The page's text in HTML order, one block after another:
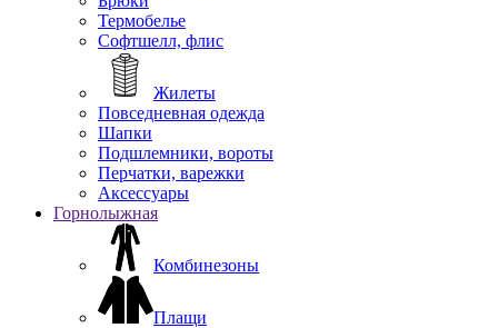
Термобелье
Софтшелл, флис
Жилеты
Повседневная одежда
Шапки
Подшлемники, вороты
Перчатки, варежки
Аксессуары
Горнолыжная
Комбинезоны
Плащи